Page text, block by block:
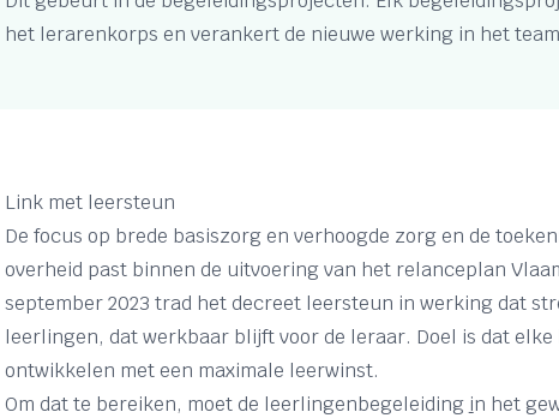
het lerarenkorps en verankert de nieuwe werking in het
Link met leersteun
De focus op brede basiszorg en verhoogde zorg en de
overheid past binnen de uitvoering van het relanceplan
september 2023 trad het decreet leersteun in werking dat
leerlingen, dat werkbaar blijft voor de leraar. Doel is dat
ontwikkelen met een maximale leerwinst.
Om dat te bereiken, moet de leerlingenbegeleiding in het